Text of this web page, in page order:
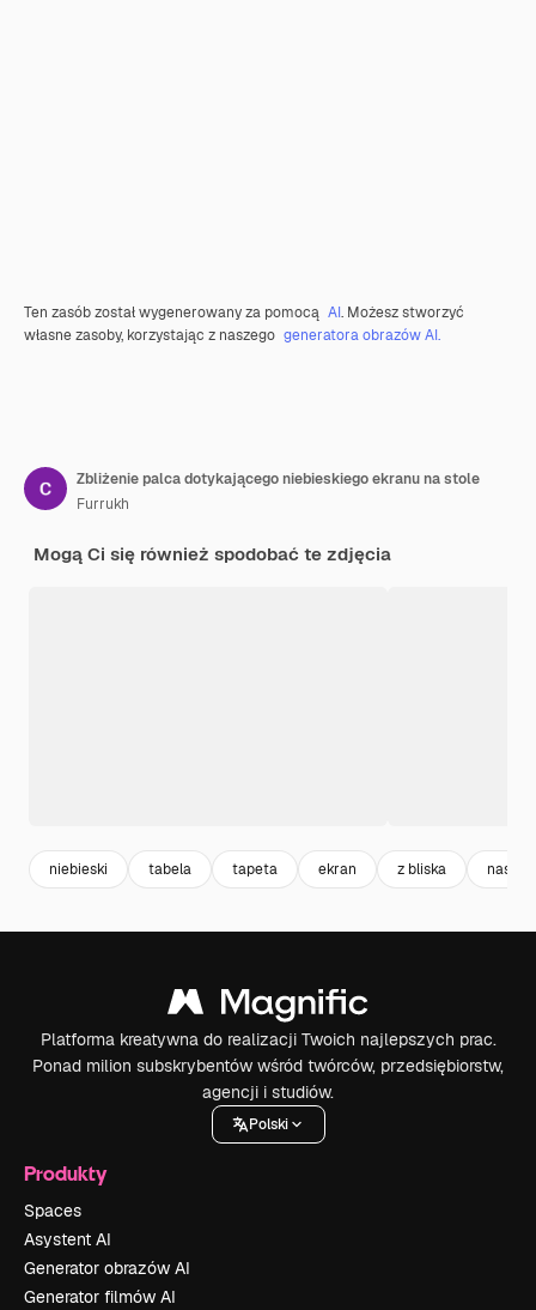
Ten zasób został wygenerowany za pomocą AI. Możesz stworzyć
własne zasoby, korzystając z naszego generatora obrazów AI.
Zbliżenie palca dotykającego niebieskiego ekranu na stole
Furrukh
Mogą Ci się również spodobać te zdjęcia
niebieski tabela tapeta ekran z bliska
Platforma kreatywna do realizacji Twoich najlepszych prac.
Ponad milion subskrybentów wśród twórców, przedsiębiorstw,
agencji i studiów.
Polski
Produkty
Spaces
Asystent AI
Generator obrazów AI
Generator filmów AI